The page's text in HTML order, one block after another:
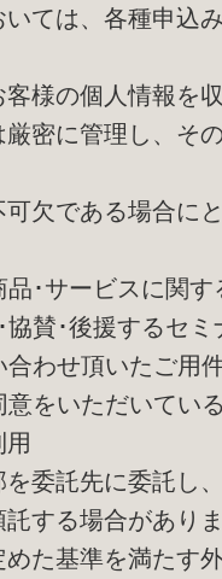
ては、各種申込
様の個人情報を
密に管理し、そ
欠である場合にと
･サービスに関す
協賛･後援するセ
わせ頂いたご用
をいただいてい
委託先に委託し
する場合がありま
た基準を満たす